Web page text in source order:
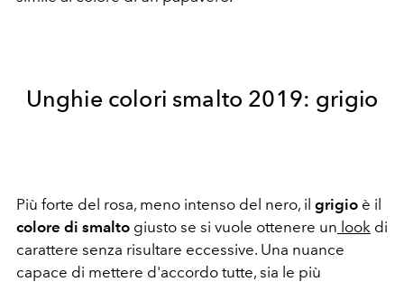
Unghie colori smalto 2019: grigio
Più forte del rosa, meno intenso del nero, il grigio è il
colore di smalto giusto se si vuole ottenere un look di
carattere senza risultare eccessive. Una nuance
capace di mettere d'accordo tutte, sia le più